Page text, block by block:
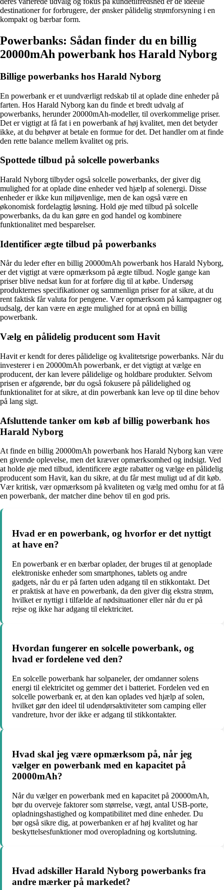
destinationer for forbrugere, der ønsker pålidelig strømforsyning i en
kompakt og bærbar form.
Powerbanks: Sådan finder du en billig
20000mAh powerbank hos Harald Nyborg
Billige powerbanks hos Harald Nyborg
En powerbank er et uundværligt redskab til at oplade dine enheder på
farten. Hos Harald Nyborg kan du finde et bredt udvalg af
powerbanks, herunder 20000mAh-modeller, til overkommelige priser.
Det er vigtigt at få fat i en powerbank af høj kvalitet, men det betyder
ikke, at du behøver at betale en formue for det. Det handler om at finde
den rette balance mellem kvalitet og pris.
Spottede tilbud på solcelle powerbanks
Harald Nyborg tilbyder også solcelle powerbanks, der giver dig
mulighed for at oplade dine enheder ved hjælp af solenergi. Disse
enheder er ikke kun miljøvenlige, men de kan også være en
økonomisk fordelagtig løsning. Hold øje med tilbud på solcelle
powerbanks, da du kan gøre en god handel og kombinere
funktionalitet med besparelser.
Identificer ægte tilbud på powerbanks
Når du leder efter en billig 20000mAh powerbank hos Harald Nyborg,
er det vigtigt at være opmærksom på ægte tilbud. Nogle gange kan
priser blive nedsat kun for at forføre dig til at købe. Undersøg
produkternes specifikationer og sammenlign priser for at sikre, at du
rent faktisk får valuta for pengene. Vær opmærksom på kampagner og
udsalg, der kan være en ægte mulighed for at opnå en billig
powerbank.
Vælg en pålidelig producent som Havit
Havit er kendt for deres pålidelige og kvalitetsrige powerbanks. Når du
investerer i en 20000mAh powerbank, er det vigtigt at vælge en
producent, der kan levere pålidelige og holdbare produkter. Selvom
prisen er afgørende, bør du også fokusere på pålidelighed og
funktionalitet for at sikre, at din powerbank kan leve op til dine behov
på lang sigt.
Afsluttende tanker om køb af billig powerbank hos
Harald Nyborg
At finde en billig 20000mAh powerbank hos Harald Nyborg kan være
en givende oplevelse, men det kræver opmærksomhed og indsigt. Ved
at holde øje med tilbud, identificere ægte rabatter og vælge en pålidelig
producent som Havit, kan du sikre, at du får mest muligt ud af dit køb.
Vær kritisk, vær opmærksom på kvaliteten og vælg med omhu for at få
en powerbank, der matcher dine behov til en god pris.
Hvad er en powerbank, og hvorfor er det nyttigt
at have en?
En powerbank er en bærbar oplader, der bruges til at genoplade
elektroniske enheder som smartphones, tablets og andre
gadgets, når du er på farten uden adgang til en stikkontakt. Det
er praktisk at have en powerbank, da den giver dig ekstra strøm,
hvilket er nyttigt i tilfælde af nødsituationer eller når du er på
rejse og ikke har adgang til elektricitet.
Hvordan fungerer en solcelle powerbank, og
hvad er fordelene ved den?
En solcelle powerbank har solpaneler, der omdanner solens
energi til elektricitet og gemmer det i batteriet. Fordelen ved en
solcelle powerbank er, at den kan oplades ved hjælp af solen,
hvilket gør den ideel til udendørsaktiviteter som camping eller
vandreture, hvor der ikke er adgang til stikkontakter.
Hvad skal jeg være opmærksom på, når jeg
vælger en powerbank med en kapacitet på
20000mAh?
Når du vælger en powerbank med en kapacitet på 20000mAh,
bør du overveje faktorer som størrelse, vægt, antal USB-porte,
opladningshastighed og kompatibilitet med dine enheder. Du
bør også sikre dig, at powerbanken er af høj kvalitet og har
beskyttelsesfunktioner mod overopladning og kortslutning.
Hvad adskiller Harald Nyborg powerbanks fra
andre mærker på markedet?